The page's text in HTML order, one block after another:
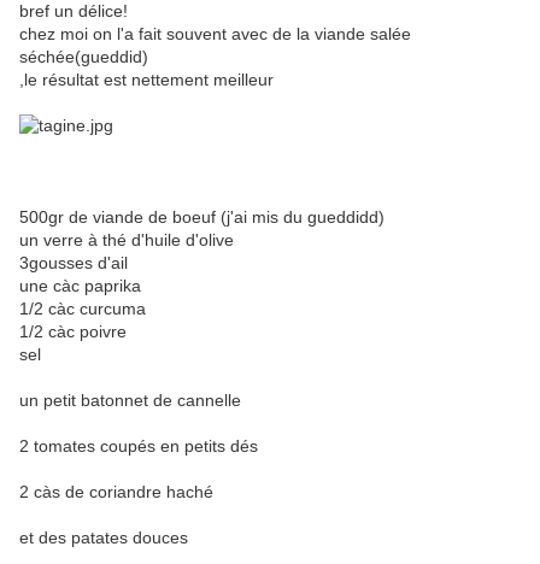
bref un délice!
chez moi on l'a fait souvent avec de la viande salée
séchée(gueddid)
,le résultat est nettement meilleur
500gr de viande de boeuf (j'ai mis du gueddidd)
un verre à thé d'huile d'olive
3gousses d'ail
une càc paprika
1/2 càc curcuma
1/2 càc poivre
sel
un petit batonnet de cannelle
2 tomates coupés en petits dés
2 càs de coriandre haché
et des patates douces